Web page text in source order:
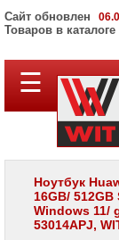
Сайт обновлен
Товаров в каталоге
ПОЛНЫЙ
КАТАЛОГ
Корпоративные
серверы
WIT
Системы
хранения
данных
☰
Ноутбук
16GB/
Windows 11/
53014APJ,